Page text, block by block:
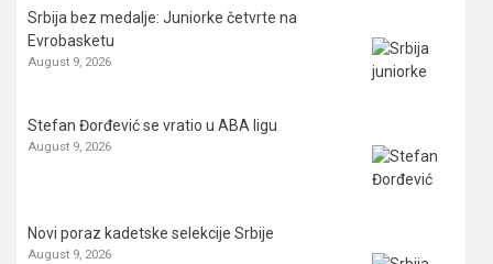
Srbija bez medalje: Juniorke četvrte na
Evrobasketu
August 9, 2026
Stefan Đorđević se vratio u ABA ligu
August 9, 2026
Novi poraz kadetske selekcije Srbije
August 9, 2026